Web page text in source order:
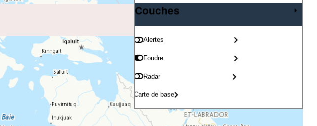
Couches
Alertes
Foudre
Radar
Carte de base
Couches